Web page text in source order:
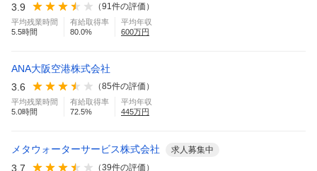
3.9
（91件の評価）
平均残業時間
5.5時間
有給取得率
80.0%
平均年収
600万円
ANA大阪空港株式会社
3.6
（85件の評価）
平均残業時間
5.0時間
有給取得率
72.5%
平均年収
445万円
メタウォーターサービス株式会社 求人募集中
3.7 （39件の評価）